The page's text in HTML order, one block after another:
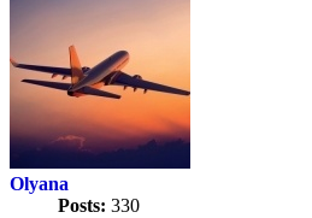
Olyana
Posts: 330